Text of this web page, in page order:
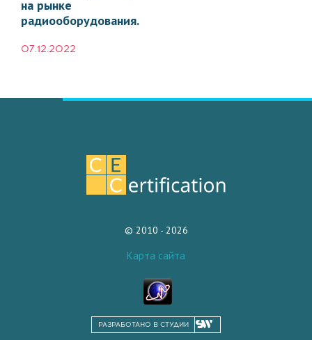
на рынке
радиооборудования.
07.12.2022
© 2010 - 2026
Карта сайта
РАЗРАБОТАНО В СТУДИИ